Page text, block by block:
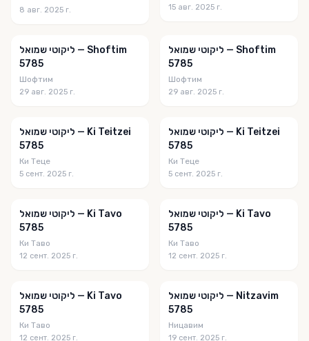
Yechi HaMelech
Yerachmiel Tilles Story
Zera Shimshon
Встречаем Мошиаха Вместе
8 авг. 2025 г. 15 авг. 2025 г.
ליקוטי שמואל — Shoftim
5785
Шофтим
29 авг. 2025 г.
ליקוטי שמואל — Shoftim
5785
Шофтим
29 авг. 2025 г.
ליקוטי שמואל — Ki Teitzei
5785
Ки Теце
5 сент. 2025 г.
ליקוטי שמואל — Ki Teitzei
5785
Ки Теце
5 сент. 2025 г.
ליקוטי שמואל — Ki Tavo
5785
Ки Таво
12 сент. 2025 г.
ליקוטי שמואל — Ki Tavo
5785
Ки Таво
12 сент. 2025 г.
ליקוטי שמואל — Ki Tavo
5785
Ки Таво
12 сент. 2025 г.
ליקוטי שמואל — Nitzavim
5785
Ницавим
19 сент. 2025 г.